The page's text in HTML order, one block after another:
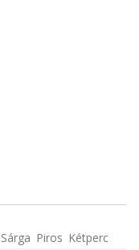
Sárga Piros Kétperc